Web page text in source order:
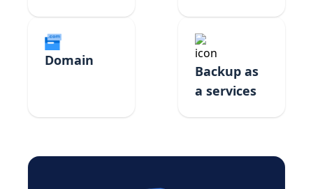
Domain
Backup as
a services